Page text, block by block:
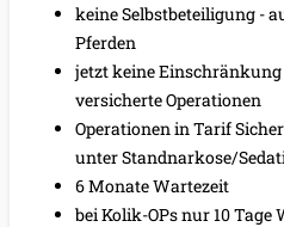
keine Selbstbeteiligung -
Pferden
jetzt keine
versicherte Operationen
Operationen in Tarif
unter Standnarkose/
6 Monate Wartezeit
bei Kolik-OPs nur 10 Tage